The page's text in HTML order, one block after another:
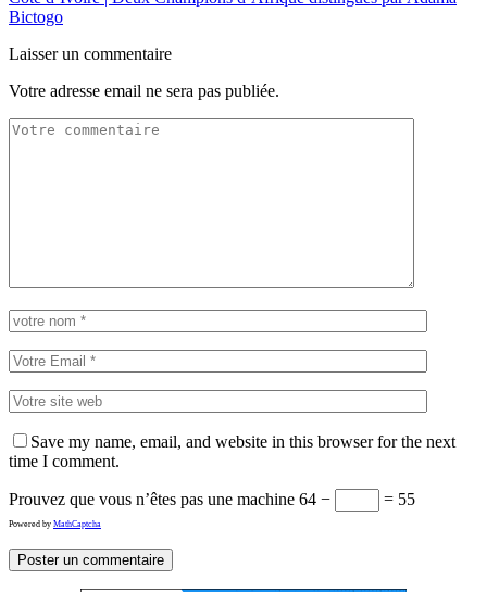
Bictogo
Laisser un commentaire
Votre adresse email ne sera pas publiée.
Save my name, email, and website in this browser for the next
time I comment.
Prouvez que vous n’êtes pas une machine 64 − = 55
Powered by MathCaptcha